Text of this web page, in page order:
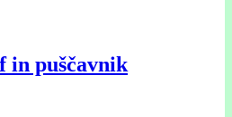
in puščavnik